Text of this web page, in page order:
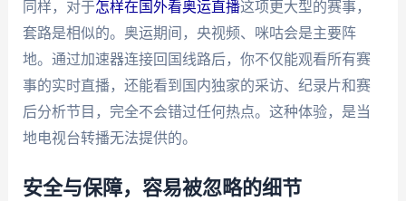
同样，对于怎样在国外看奥运直播这项更大型的赛事，
套路是相似的。奥运期间，央视频、咪咕会是主要阵
地。通过加速器连接回国线路后，你不仅能观看所有赛
事的实时直播，还能看到国内独家的采访、纪录片和赛
后分析节目，完全不会错过任何热点。这种体验，是当
地电视台转播无法提供的。
安全与保障，容易被忽略的细节